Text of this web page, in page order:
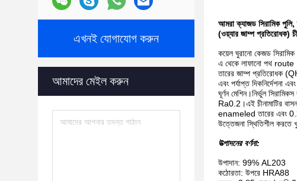
এখনই যোগাযোগ করুন
আমাদের মেইল ​​করুন
আমরা ক্যাজড সিরামিক পুলি,
(ওয়্যার জাম্প প্রতিরোধক)
কয়েল ঘুরানো কেজড
এ থেকে লাফানো পথ route
তারের জাম্প প্রতিরোধক
এবং পর্যাপ্ত দিকনির্দেশনা
ঘূর্ণন মেশিন।নির্ভুল
Ra0.2।এই চীনামাটির বাসন
enameled তারের এবং 0.2
উত্তেজনা স্থিতিশীল করতে
উত্পাদনের বর্ণনা:
উপাদান: 99% AL203
কঠোরতা: উপরে HRA88